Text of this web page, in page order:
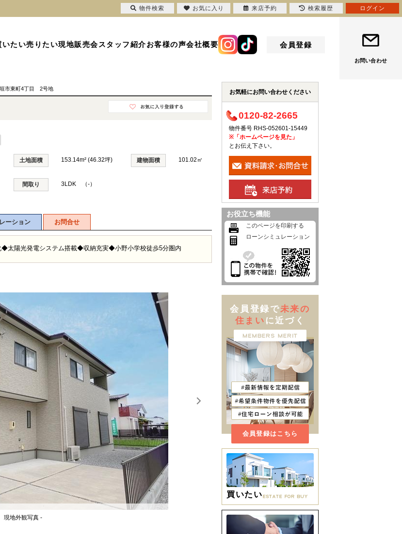
いたい売りたい現地販売会スタッフ紹介お客様の声会社概要 会員登録
お問い合わせ
市東町4丁目 2号地
土地面積 153.14m² (46.32坪) 建物面積 101.02㎡
間取り 3LDK （-）
ーション お問合せ
◆太陽光発電システム搭載◆収納充実◆小野小学校徒歩5分圏内
現地外観写真 -
お気軽にお問い合わせください
0120-82-2665
物件番号 RHS-052601-15449
※「ホームページを見た」
とお伝え下さい。
お役立ち機能
このページを印刷する
ローンシミュレーション
会員登録で未来の
住まい に近づく
会員登録はこちら
買いたい
物件検索 お気に入り 来店予約 検索履歴 ログイン